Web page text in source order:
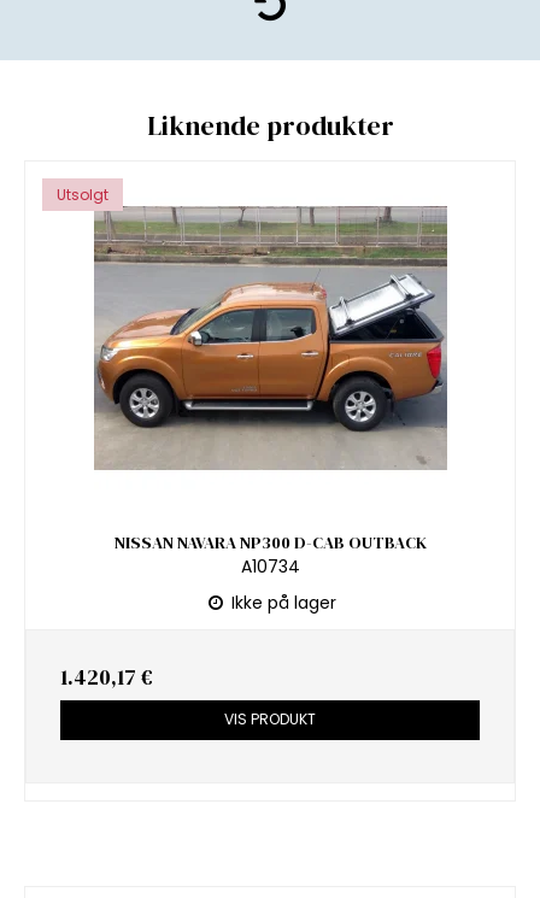
Liknende produkter
Utsolgt
NISSAN NAVARA NP300 D-CAB OUTBACK
A10734
Ikke på lager
1.420,17 €
VIS PRODUKT